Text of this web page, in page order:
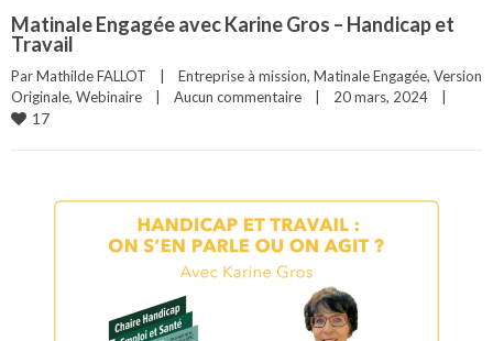
Matinale Engagée avec Karine Gros – Handicap et
Travail
Par Mathilde FALLOT Entreprise à mission, Matinale Engagée, Version
Originale, Webinaire Aucun commentaire 20 mars, 2024
17